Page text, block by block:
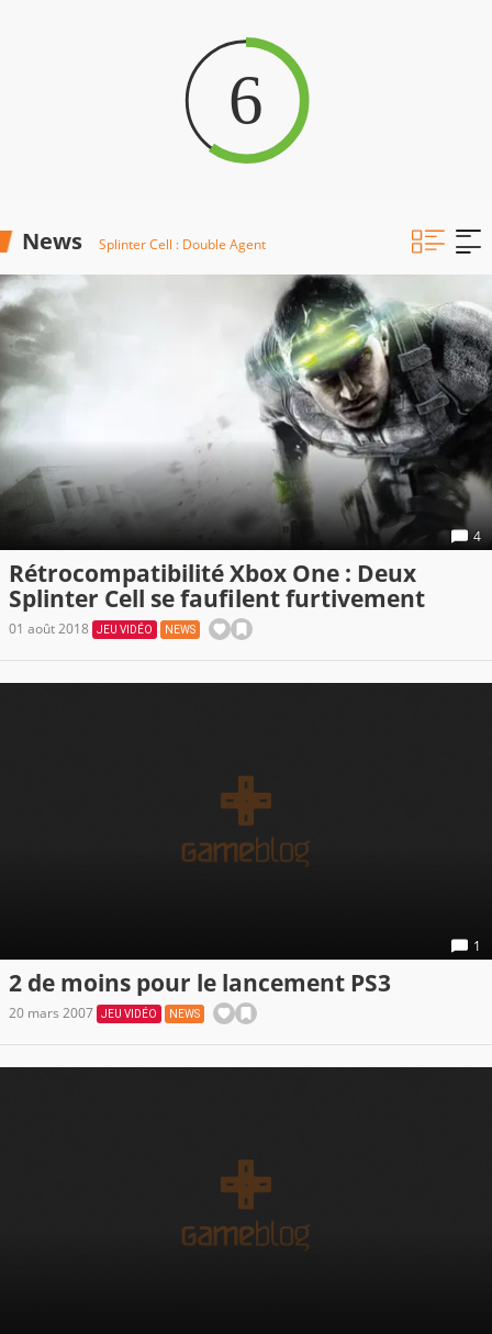
6
News Splinter Cell : Double Agent
4
Rétrocompatibilité Xbox One : Deux
Splinter Cell se faufilent furtivement
01 août 2018 JEU VIDÉO NEWS
1
2 de moins pour le lancement PS3
20 mars 2007 JEU VIDÉO NEWS